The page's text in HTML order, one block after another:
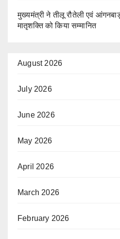
मुख्यमंत्री ने तीलू रौतेली एवं
मातृशक्ति को किया सम्मानित
August 2026
July 2026
June 2026
May 2026
April 2026
March 2026
February 2026